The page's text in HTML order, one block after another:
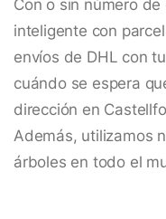
Con o sin número
inteligente con
envíos de DHL con
cuándo se espera
dirección en
Además, utilizamos
árboles en todo el